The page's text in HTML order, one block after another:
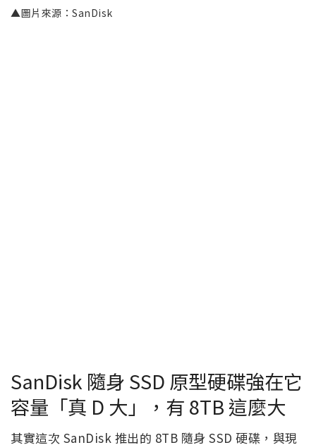
▲圖片來源：SanDisk
SanDisk 隨身 SSD 原型硬碟強在它
容量「真 D 大」，有 8TB 這麼大
其實這次 SanDisk 推出的 8TB 隨身 SSD 硬碟，與現